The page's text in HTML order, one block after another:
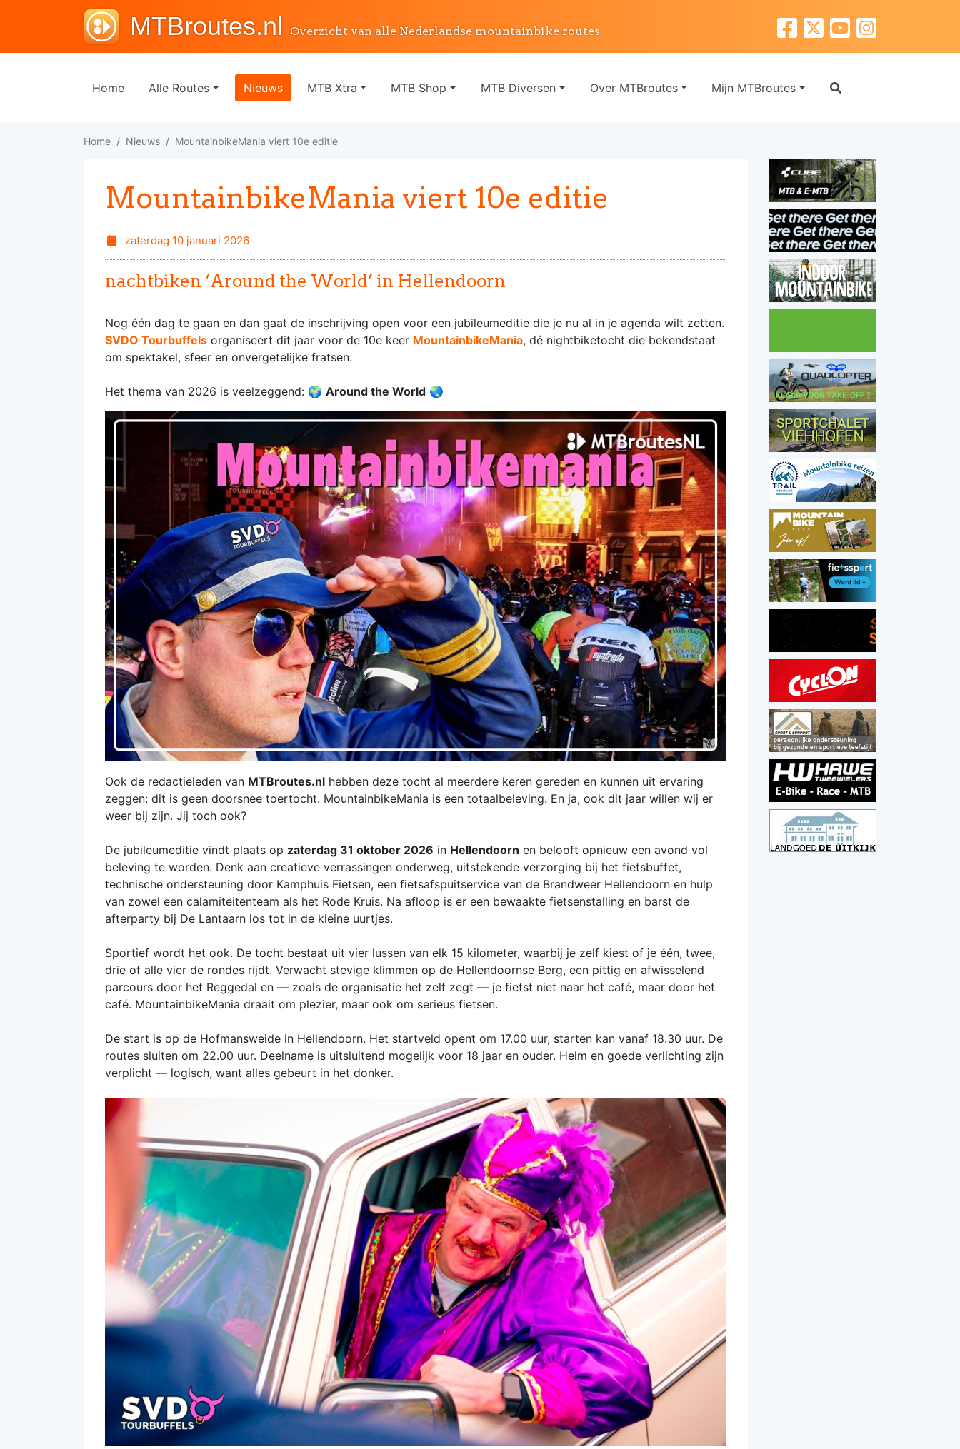
MTBroutes.nl Overzicht van alle Nederlandse mountainbike routes
Home Alle Routes Nieuws MTB Xtra MTB Shop MTB Diversen Over MTBroutes Mijn MTBroutes
Home Nieuws MountainbikeMania viert 10e editie
MountainbikeMania viert 10e editie
zaterdag 10 januari 2026
nachtbiken ‘Around the World’ in Hellendoorn
Nog één dag te gaan en dan gaat de inschrijving open voor een jubileumeditie die je nu al in je agenda wilt zetten.
SVDO Tourbuffels organiseert dit jaar voor de 10e keer MountainbikeMania, dé nightbiketocht die bekendstaat
om spektakel, sfeer en onvergetelijke fratsen.
Het thema van 2026 is veelzeggend: 🌍 Around the World 🌏
Ook de redactieleden van MTBroutes.nl hebben deze tocht al meerdere keren gereden en kunnen uit ervaring
zeggen: dit is geen doorsnee toertocht. MountainbikeMania is een totaalbeleving. En ja, ook dit jaar willen wij er
weer bij zijn. Jij toch ook?
De jubileumeditie vindt plaats op zaterdag 31 oktober 2026 in Hellendoorn en belooft opnieuw een avond vol
beleving te worden. Denk aan creatieve verrassingen onderweg, uitstekende verzorging bij het fietsbuffet,
technische ondersteuning door Kamphuis Fietsen, een fietsafspuitservice van de Brandweer Hellendoorn en hulp
van zowel een calamiteitenteam als het Rode Kruis. Na afloop is er een bewaakte fietsenstalling en barst de
afterparty bij De Lantaarn los tot in de kleine uurtjes.
Sportief wordt het ook. De tocht bestaat uit vier lussen van elk 15 kilometer, waarbij je zelf kiest of je één, twee,
drie of alle vier de rondes rijdt. Verwacht stevige klimmen op de Hellendoornse Berg, een pittig en afwisselend
parcours door het Reggedal en — zoals de organisatie het zelf zegt — je fietst niet naar het café, maar door het
café. MountainbikeMania draait om plezier, maar ook om serieus fietsen.
De start is op de Hofmansweide in Hellendoorn. Het startveld opent om 17.00 uur, starten kan vanaf 18.30 uur. De
routes sluiten om 22.00 uur. Deelname is uitsluitend mogelijk voor 18 jaar en ouder. Helm en goede verlichting zijn
verplicht — logisch, want alles gebeurt in het donker.